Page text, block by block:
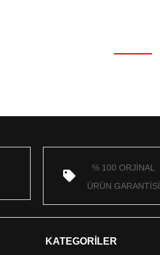
% 100 ORJİNAL
ÜRÜN GARANTİSİ
KATEGORİLER